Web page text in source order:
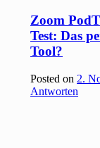
Zoom
Test: Das
Tool?
Posted on 2.
Antworten